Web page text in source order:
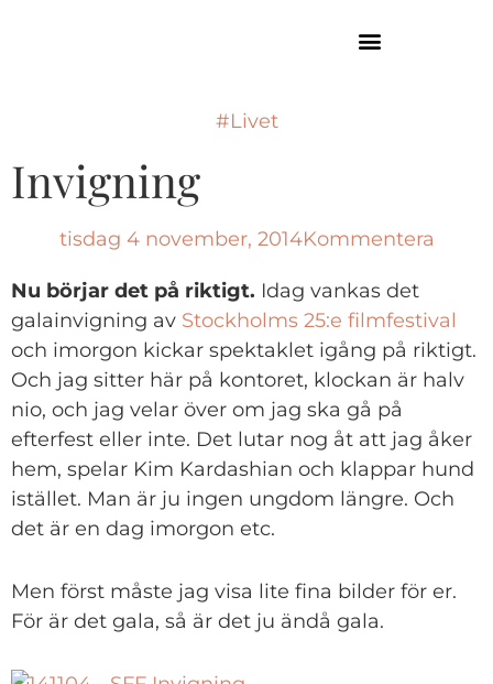
#Livet
Invigning
tisdag 4 november, 2014Kommentera
Nu börjar det på riktigt. Idag vankas det
galainvigning av Stockholms 25:e filmfestival
och imorgon kickar spektaklet igång på riktigt.
Och jag sitter här på kontoret, klockan är halv
nio, och jag velar över om jag ska gå på
efterfest eller inte. Det lutar nog åt att jag åker
hem, spelar Kim Kardashian och klappar hund
istället. Man är ju ingen ungdom längre. Och
det är en dag imorgon etc.
Men först måste jag visa lite fina bilder för er.
För är det gala, så är det ju ändå gala.